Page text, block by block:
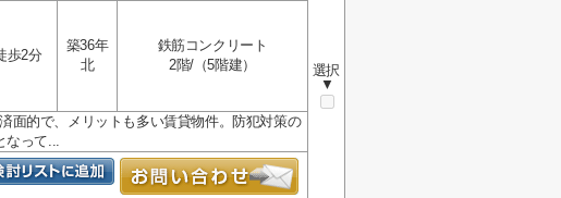
選択
▼
歩2分
築36年
北
鉄筋コンクリート
2階/（5階建）
面的で、メリットも多い賃貸物件。防犯対策の
なって...